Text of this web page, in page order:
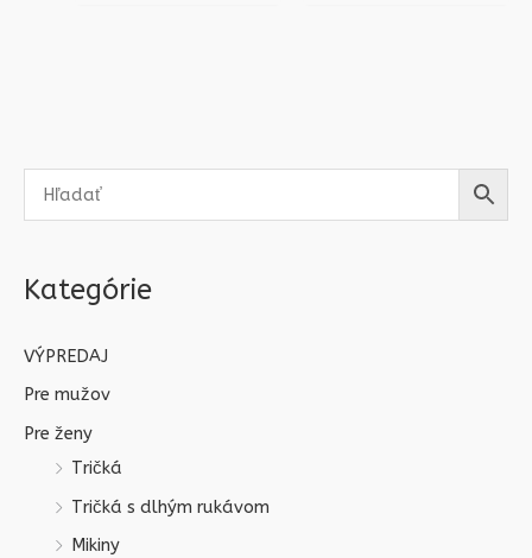
Kategórie
VÝPREDAJ
Pre mužov
Pre ženy
Tričká
Tričká s dlhým rukávom
Mikiny